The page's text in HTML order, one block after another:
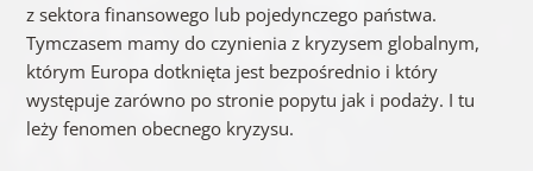
z sektora finansowego lub pojedynczego państwa.
Tymczasem mamy do czynienia z kryzysem globalnym,
którym Europa dotknięta jest bezpośrednio i który
występuje zarówno po stronie popytu jak i podaży. I tu
leży fenomen obecnego kryzysu.